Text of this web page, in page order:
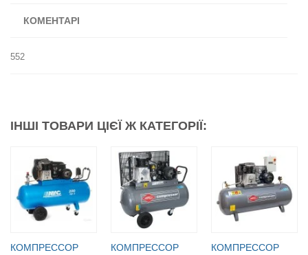
КОМЕНТАРІ
552
ІНШІ ТОВАРИ ЦІЄЇ Ж КАТЕГОРІЇ:
КОМПРЕССОР
КОМПРЕССОР
КОМПРЕССОР